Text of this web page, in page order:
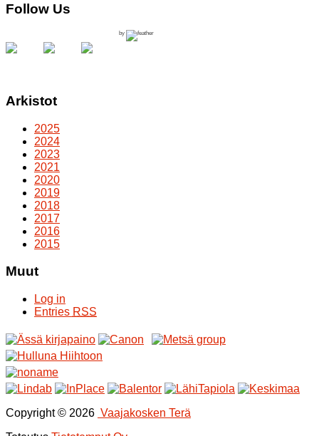
Follow Us
by
Arkistot
2025
2024
2023
2021
2020
2019
2018
2017
2016
2015
Muut
Log in
Entries RSS
Copyright © 2026 Vaajakosken Terä